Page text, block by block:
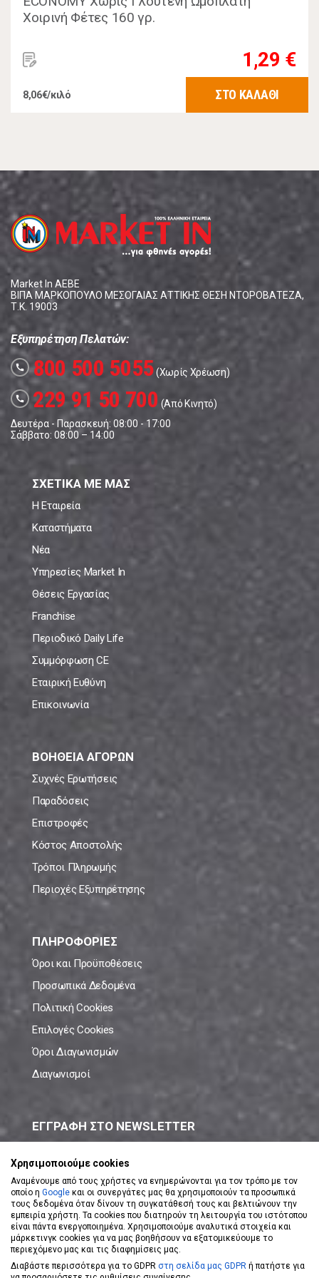
Χοιρινή Φέτες 160 γρ.
1,29 €
8,06€/κιλό ΣΤΟ ΚΑΛΑΘΙ
Market In ΑΕΒΕ
ΒΙΠΑ ΜΑΡΚΟΠΟΥΛΟ ΜΕΣΟΓΑΙΑΣ ΑΤΤΙΚΗΣ ΘΕΣΗ ΝΤΟΡΟΒΑΤΕΖΑ,
Τ.Κ. 19003
Εξυπηρέτηση Πελατών:
call 800 500 5055(Χωρίς Χρέωση)
call 229 91 50 700 (Από Κινητό)
Δευτέρα - Παρασκευή: 08:00 - 17:00
Σάββατο: 08:00 – 14:00
ΣΧΕΤΙΚΑ ΜΕ ΜΑΣ
Η Εταιρεία
Καταστήματα
Νέα
Υπηρεσίες Market In
Θέσεις Εργασίας
Franchise
Περιοδικό Daily Life
Συμμόρφωση CE
Εταιρική Ευθύνη
Επικοινωνία
ΒΟΗΘΕΙΑ ΑΓΟΡΩΝ
Συχνές Ερωτήσεις
Παραδόσεις
Επιστροφές
Κόστος Αποστολής
Τρόποι Πληρωμής
Περιοχές Εξυπηρέτησης
ΠΛΗΡΟΦΟΡΙΕΣ
Όροι και Προϋποθέσεις
Προσωπικά Δεδομένα
Πολιτική Cookies
Επιλογές Cookies
Όροι Διαγωνισμών
Διαγωνισμοί
ΕΓΓΡΑΦΗ ΣΤΟ NEWSLETTER
ΕΓΓΡΑΦΗ ΣΤΟ NEWSLETTER
Αποδέχομαι τουςΌρους Χρήσης
Χρησιμοποιούμε cookies
Αναμένουμε από τους χρήστες να ενημερώνονται για τον τρόπο με τον
οποίο η Google και οι συνεργάτες μας θα χρησιμοποιούν τα προσωπικά
τους δεδομένα όταν δίνουν τη συγκατάθεσή τους και βελτιώνουν την
εμπειρία χρήστη. Τα cookies που διατηρούν τη λειτουργία του ιστότοπου
είναι πάντα ενεργοποιημένα. Χρησιμοποιούμε αναλυτικά στοιχεία και
μάρκετινγκ cookies για να μας βοηθήσουν να εξατομικεύουμε το
περιεχόμενο μας και τις διαφημίσεις μας.
Διαβάστε περισσότερα για το GDPR στη σελίδα μας GDPR ή πατήστε για